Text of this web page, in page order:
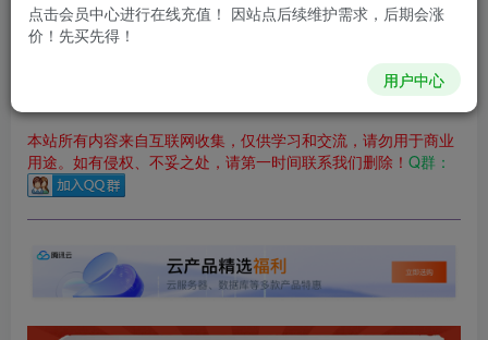
本站内容分为：
本站所有内容来自互联网收集，仅供学习和交流，请勿用于商业
用途。如有侵权、不妥之处，请第一时间联系我们删除！ Q群：
点击会员中心进行在线充值！ 因站点后续维护需求，后期会涨
价！先买先得！
用户中心